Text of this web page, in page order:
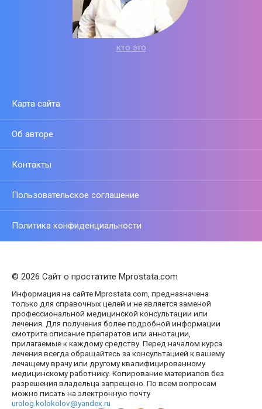
кто это
Карта сайта
Об авторе
Контакты
Пользовательское соглашение
Политика конфиденциальности
© 2026 Сайт о простатите Mprostata.com
Информация на сайте Mprostata.com, предназначена
только для справочных целей и не является заменой
профессиональной медицинской консультации или
лечения. Для получения более подробной информации
смотрите описание препаратов или аннотации,
прилагаемые к каждому средству. Перед началом курса
лечения всегда обращайтесь за консультацией к вашему
лечащему врачу или другому квалифицированному
медицинскому работнику. Копирование материалов без
разрешения владельца запрещено. По всем вопросам
можно писать на электронную почту
urolog.kolokolov@yandex.ru